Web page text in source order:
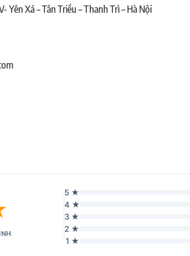
Yên Xá – Tân Triều – Thanh Trì – Hà Nội
5 ★
4 ★
3 ★
2 ★
1 ★